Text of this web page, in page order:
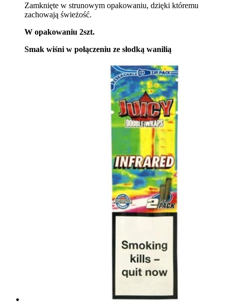
Zamknięte w strunowym opakowaniu, dzięki któremu
zachowają świeżość.
W opakowaniu 2szt.
Smak wiśni w połączeniu ze słodką wanilią